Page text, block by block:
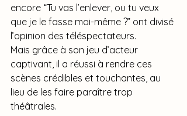
encore “Tu vas l’enlever, ou tu veux
que je le fasse moi-même ?” ont divisé
l’opinion des téléspectateurs.
Mais grâce à son jeu d’acteur
captivant, il a réussi à rendre ces
scènes crédibles et touchantes, au
lieu de les faire paraître trop
théâtrales.